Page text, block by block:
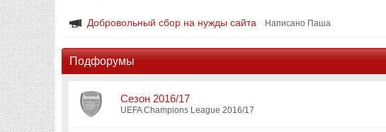
Добровольный сбор на нужды сайта Написано Паша
Подфорумы
Сезон 2016/17
UEFA Champions League 2016/17